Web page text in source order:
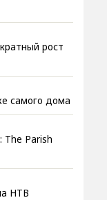
рост
самого дома
The Parish
НТВ